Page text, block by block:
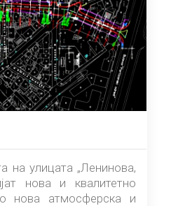
на улицата „Ленинова,
нова и квалитетно
нова атмосферска и